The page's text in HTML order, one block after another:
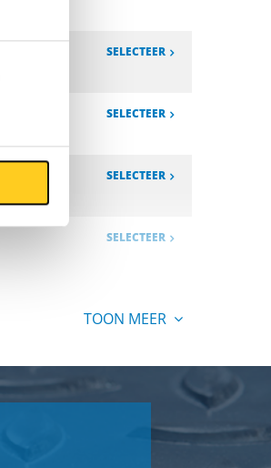
SELECTEER
SELECTEER
SELECTEER
SELECTEER
TOON MEER